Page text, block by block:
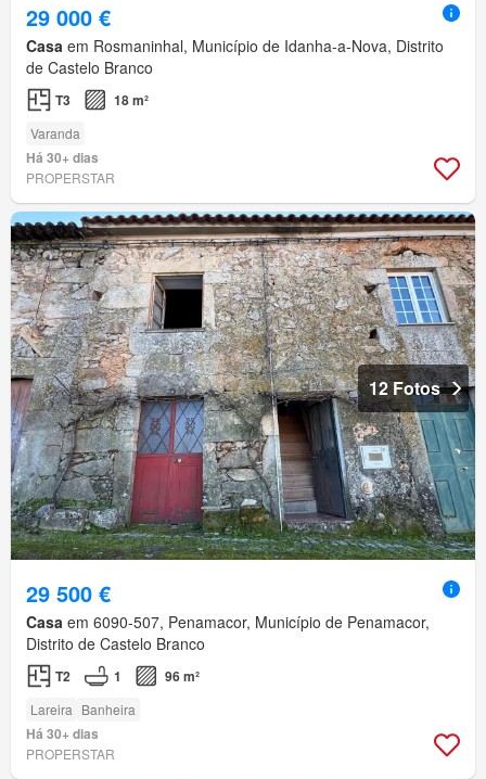
29 000 €
Casa em Rosmaninhal, Município de Idanha-a-Nova, Distrito
de Castelo Branco
T3 18 m²
Varanda
Há 30+ dias
PROPERSTAR
12 Fotos
29 500 €
Casa em 6090-507, Penamacor, Município de Penamacor,
Distrito de Castelo Branco
T2 1 96 m²
Lareira Banheira
Há 30+ dias
PROPERSTAR